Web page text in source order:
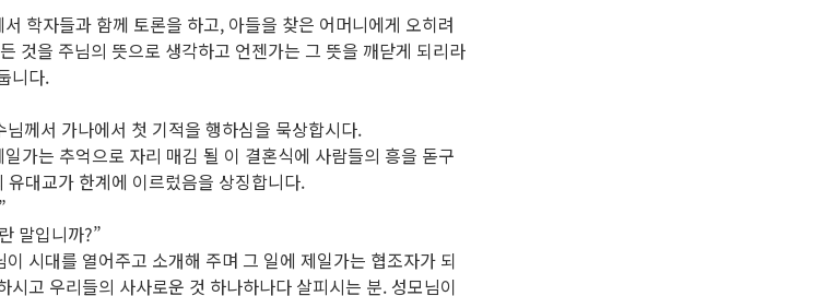
학자들과 함께 토론을 하고, 아들을 찾은 어머니에게 오히려
것을 주님의 뜻으로 생각하고 언젠가는 그 뜻을 깨닫게 되리라
니다.
께서 가나에서 첫 기적을 행하심을 묵상합시다.
가는 추억으로 자리 매김 될 이 결혼식에 사람들의 흥을 돋구
대교가 한계에 이르렀음을 상징합니다.
말입니까?”
시대를 열어주고 소개해 주며 그 일에 제일가는 협조자가 되
고 우리들의 사사로운 것 하나하나다 살피시는 분. 성모님이